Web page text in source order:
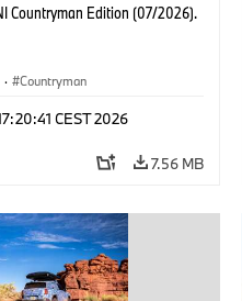
Countryman Edition (07/2026).
· Countryman
CEST 2026
7.56 MB